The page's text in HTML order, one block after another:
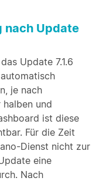
nach Update
Update 7.1.6
je nach
und
ist diese
Für die Zeit
Dienst nicht zur
eine
Nach